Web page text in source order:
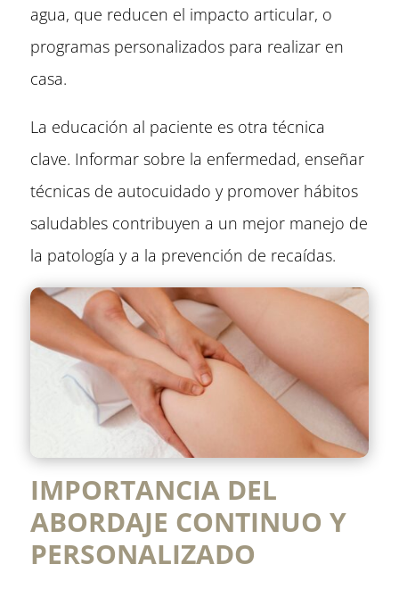
agua, que reducen el impacto articular, o
programas personalizados para realizar en
casa.
La educación al paciente es otra técnica
clave. Informar sobre la enfermedad, enseñar
técnicas de autocuidado y promover hábitos
saludables contribuyen a un mejor manejo de
la patología y a la prevención de recaídas.
IMPORTANCIA DEL
ABORDAJE CONTINUO Y
PERSONALIZADO